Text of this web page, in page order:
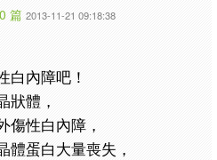
篇 2013-11-21 09:18:38
白內障吧！
狀體，
傷性白內障，
體蛋白大量喪失，